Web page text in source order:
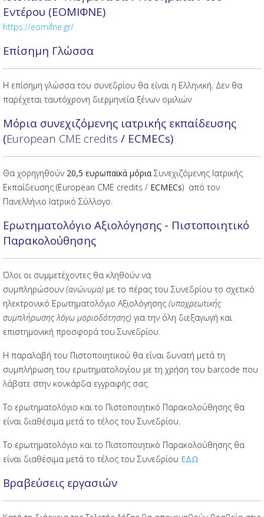
Εντέρου (ΕΟΜΙΦΝΕ)
https://eomifne.gr/
Επίσηµη Γλώσσα
Η επίσηµη γλώσσα του συνεδρίου θα είναι η Ελληνική. Δεν θα
παρέχεται ταυτόχρονη διερμηνεία ξένων ομιλιών
Μόρια συνεχιζόµενης ιατρικής εκπαίδευσης
(European CME credits / ECMECs)
Θα χορηγηθούν 20,5 ευρωπαϊκά μόρια Συνεχιζόμενης Ιατρικής
Εκπαίδευσης (European CME credits / ECMECs) από τον
Πανελλήνιο Ιατρικό Σύλλογο.
Ερωτηματολόγιο Αξιολόγησης - Πιστοποιητικό
Παρακολούθησης
Όλοι οι συμμετέχοντες θα κληθούν να
συμπληρώσουν (ανώνυμα) με το πέρας του Συνεδρίου το σχετικό
ηλεκτρονικό Ερωτηματολόγιο Αξιολόγησης (υποχρεωτικής
συμπλήρωσης λόγω μοριοδότησης) για την όλη διεξαγωγή και
επιστημονική προσφορά του Συνεδρίου.
Η παραλαβή του Πιστοποιητικού θα είναι δυνατή μετά τη
συμπλήρωση του ερωτηματολογίου με τη χρήση του barcode που
λάβατε στην κονκάρδα εγγραφής σας.
Το ερωτηματολόγιο και το Πιστοποιητικό Παρακολούθησης θα
είναι διαθέσιμα μετά το τέλος του Συνεδρίου.
Το ερωτηματολόγιο και το Πιστοποιητικό Παρακολούθησης θα
είναι διαθέσιμα μετά το τέλος του Συνεδρίου ΕΔΩ
Βραβεύσεις εργασιών